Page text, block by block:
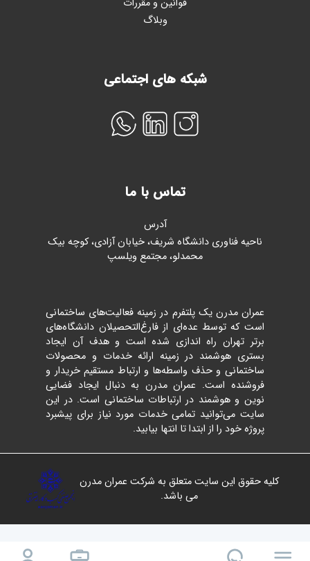
قوانین و مقررات
وبلاگ
شبکه های اجتماعی
تماس با ما
آدرس
ناحیه فناوری دانشگاه شریف، خیابان آزادی، کوچه بیک
محمدلو، مجتمع ویلسپ
عمران مدرن یک پلتفرم در زمینه فعالیت‌های ساختمانی
است که توسط عده‌ای از فارغ‌التحصیلان دانشگاه‌های
برتر تهران راه اندازی شده است و هدف آن ایجاد
بستری هوشمند در زمینه ارائه خدمات و محصولات
ساختمانی و حذف واسطه‌ها و ارتباط مستقیم خریدار و
فروشنده است. عمران مدرن به دنبال ایجاد فضایی
نوین و هوشمند در ارتباطات ساختمانی است. در این
سایت می‌توانید تمامی خدمات مورد نیاز برای پیشبرد
پروژه خود را از ابتدا تا انتها بیابید.
کلیه حقوق این سایت متعلق به شرکت عمران مدرن
می باشد.